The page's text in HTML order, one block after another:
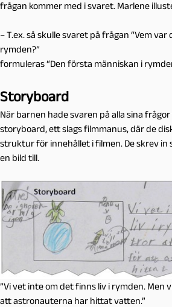
frågan kommer med i svaret. Marlene
– T.ex. så skulle svaret på frågan “Vem
rymden?”
formuleras “Den första människan i
Storyboard
När barnen hade svaren på alla sina
storyboard, ett slags filmmanus, där de
struktur för innehållet i filmen. De skrev in
en bild till.
”Vi vet inte om det finns liv i rymden. Men
att astronauterna har hittat vatten.”